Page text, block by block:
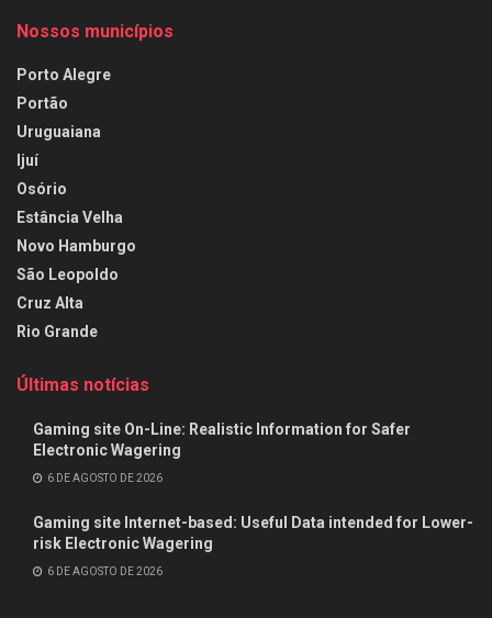
Nossos municípios
Porto Alegre
Portão
Uruguaiana
Ijuí
Osório
Estância Velha
Novo Hamburgo
São Leopoldo
Cruz Alta
Rio Grande
Últimas notícias
Gaming site On-Line: Realistic Information for Safer
Electronic Wagering
6 DE AGOSTO DE 2026
Gaming site Internet-based: Useful Data intended for Lower-
risk Electronic Wagering
6 DE AGOSTO DE 2026